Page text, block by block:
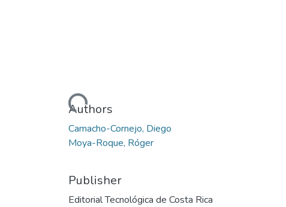
Loading...
Authors
Camacho-Cornejo, Diego
Moya-Roque, Róger
Publisher
Editorial Tecnológica de Costa Rica